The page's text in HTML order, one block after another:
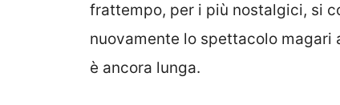
frattempo, per i più nostalgici, si
nuovamente lo spettacolo magari
è ancora lunga.